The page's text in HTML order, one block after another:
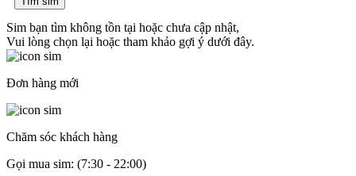
Sim bạn tìm không tồn tại hoặc chưa cập nhật,
Vui lòng chọn lại hoặc tham khảo gợi ý dưới đây.
Đơn hàng mới
Chăm sóc khách hàng
Gọi mua sim: (7:30 - 22:00)